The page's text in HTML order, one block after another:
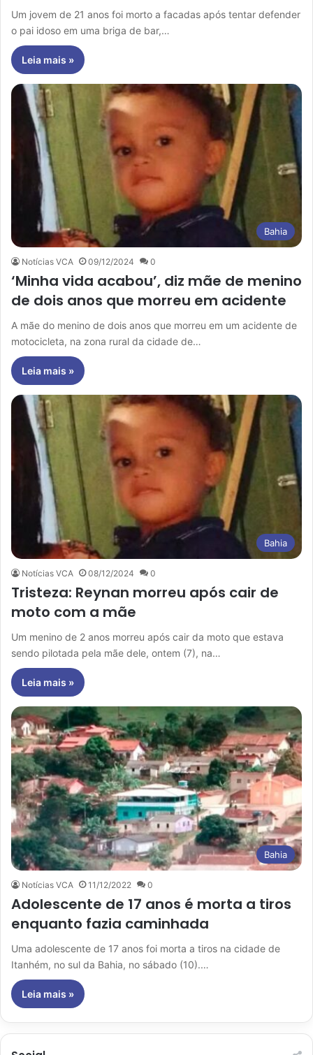
Um jovem de 21 anos foi morto a facadas após tentar defender
o pai idoso em uma briga de bar,…
Leia mais »
Bahia
Notícias VCA 09/12/2024 0
‘Minha vida acabou’, diz mãe de menino
de dois anos que morreu em acidente
A mãe do menino de dois anos que morreu em um acidente de
motocicleta, na zona rural da cidade de…
Leia mais »
Bahia
Notícias VCA 08/12/2024 0
Tristeza: Reynan morreu após cair de
moto com a mãe
Um menino de 2 anos morreu após cair da moto que estava
sendo pilotada pela mãe dele, ontem (7), na…
Leia mais »
Bahia
Notícias VCA 11/12/2022 0
Adolescente de 17 anos é morta a tiros
enquanto fazia caminhada
Uma adolescente de 17 anos foi morta a tiros na cidade de
Itanhém, no sul da Bahia, no sábado (10).…
Leia mais »